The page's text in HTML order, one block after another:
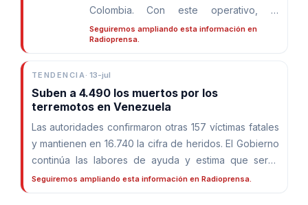
Colombia. Con este operativo, el
Ejecutivo informó que ya se han
concretado 1.174 expulsiones durante
Seguiremos ampliando esta información en
Radioprensa.
TENDENCIA ·13-jul
Suben a 4.490 los muertos por los
terremotos en Venezuela
Las autoridades confirmaron otras 157 víctimas fatales
y mantienen en 16.740 la cifra de heridos. El Gobierno
continúa las labores de ayuda y estima que serán
necesarias unas 25.000 viviendas para los
damnificados.
Seguiremos ampliando esta información en Radioprensa.